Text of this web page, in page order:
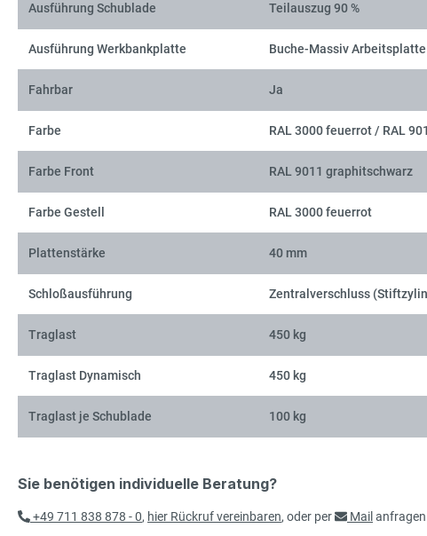
Ausführung Schublade Teilauszug 90 %
Ausführung Werkbankplatte Buche-Massiv Arbeitsplatte
Fahrbar Ja
Farbe RAL 3000 feuerrot / RAL
Farbe Front RAL 9011 graphitschwarz
Farbe Gestell RAL 3000 feuerrot
Plattenstärke 40 mm
Schloßausführung Zentralverschluss
Traglast 450 kg
Traglast Dynamisch 450 kg
Traglast je Schublade 100 kg
Sie benötigen individuelle Beratung?
+49 711 838 878 - 0, hier Rückruf vereinbaren, oder per Mail anfragen